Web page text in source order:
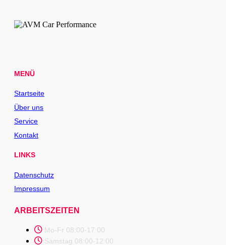
MENÜ
Startseite
Über uns
Service
Kontakt
LINKS
Datenschutz
Impressum
ARBEITSZEITEN
Mo-Fr 08:00-17:00
Samstag 08:00-12:00